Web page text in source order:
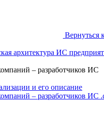
Вернуться
архитектура ИС
– разработчиков ИС
и его описание
– разработчиков ИС